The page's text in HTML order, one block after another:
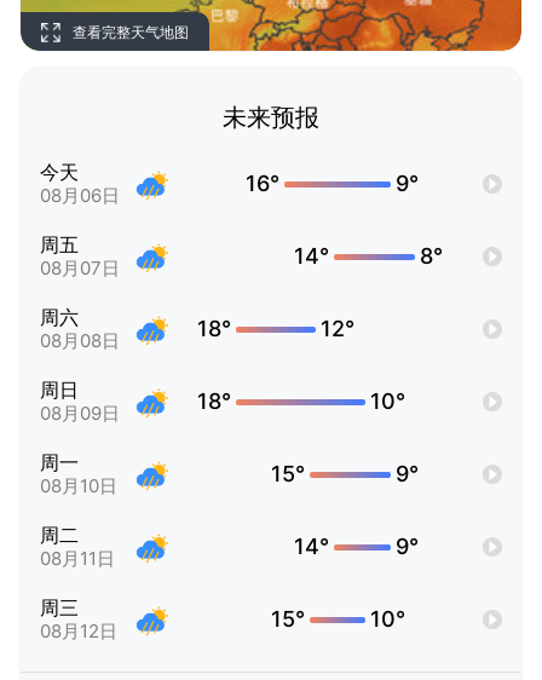
查看完整天气地图
未来预报
今天
08月06日 16° 9°
周五
08月07日 14° 8°
周六
08月08日 18° 12°
周日
08月09日 18° 10°
周一
08月10日 15° 9°
周二
08月11日 14° 9°
周三
08月12日 15° 10°